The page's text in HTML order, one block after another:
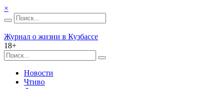
×
Журнал о жизни в Кузбассе
18+
Новости
Чтиво